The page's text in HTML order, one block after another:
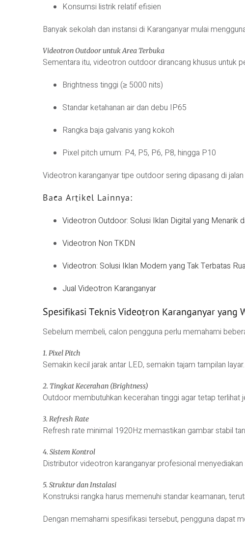
Konsumsi listrik relatif efisien
Banyak sekolah dan instansi di Karanganyar mulai
Videotron Outdoor untuk Area Terbuka
Sementara itu, videotron outdoor dirancang khusus untuk
Brightness tinggi (≥ 5000 nits)
Standar ketahanan air dan debu IP65
Rangka baja galvanis yang kokoh
Pixel pitch umum: P4, P5, P6, P8, hingga P10
Videotron karanganyar tipe outdoor sering dipasang di
Baca Artikel Lainnya:
Videotron Outdoor: Solusi Iklan Digital yang Menarik
Videotron Non TKDN
Videotron: Solusi Iklan Modern yang Tak Terbatas
Jual Videotron Karanganyar
Spesifikasi Teknis Videotron Karanganyar yang
Sebelum membeli, calon pengguna perlu memahami
1. Pixel Pitch
Semakin kecil jarak antar LED, semakin tajam tampilan
2. Tingkat Kecerahan (Brightness)
Outdoor membutuhkan kecerahan tinggi agar tetap terlihat
3. Refresh Rate
Refresh rate minimal 1920Hz memastikan gambar stabil
4. Sistem Kontrol
Distributor videotron karanganyar profesional
5. Struktur dan Instalasi
Konstruksi rangka harus memenuhi standar keamanan,
Dengan memahami spesifikasi tersebut, pengguna dapat